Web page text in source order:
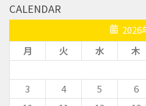
CALENDAR
2026
月
火 水 木
3
4 5 6